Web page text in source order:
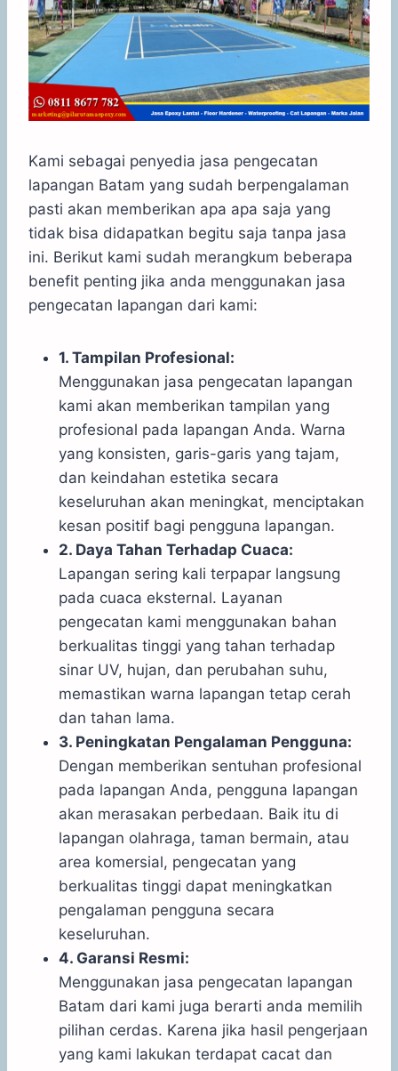
Kami sebagai penyedia jasa pengecatan
lapangan Batam yang sudah berpengalaman
pasti akan memberikan apa apa saja yang
tidak bisa didapatkan begitu saja tanpa jasa
ini. Berikut kami sudah merangkum beberapa
benefit penting jika anda menggunakan jasa
pengecatan lapangan dari kami:
1. Tampilan Profesional:
Menggunakan jasa pengecatan lapangan
kami akan memberikan tampilan yang
profesional pada lapangan Anda. Warna
yang konsisten, garis-garis yang tajam,
dan keindahan estetika secara
keseluruhan akan meningkat, menciptakan
kesan positif bagi pengguna lapangan.
2. Daya Tahan Terhadap Cuaca:
Lapangan sering kali terpapar langsung
pada cuaca eksternal. Layanan
pengecatan kami menggunakan bahan
berkualitas tinggi yang tahan terhadap
sinar UV, hujan, dan perubahan suhu,
memastikan warna lapangan tetap cerah
dan tahan lama.
3. Peningkatan Pengalaman Pengguna:
Dengan memberikan sentuhan profesional
pada lapangan Anda, pengguna lapangan
akan merasakan perbedaan. Baik itu di
lapangan olahraga, taman bermain, atau
area komersial, pengecatan yang
berkualitas tinggi dapat meningkatkan
pengalaman pengguna secara
keseluruhan.
4. Garansi Resmi:
Menggunakan jasa pengecatan lapangan
Batam dari kami juga berarti anda memilih
pilihan cerdas. Karena jika hasil pengerjaan
yang kami lakukan terdapat cacat dan